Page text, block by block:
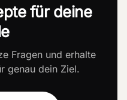
für deine
Fragen und erhalte
genau dein Ziel.